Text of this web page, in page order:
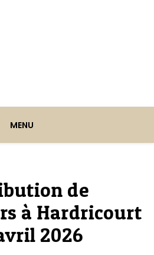
MENU
de
à Hardricourt
2026